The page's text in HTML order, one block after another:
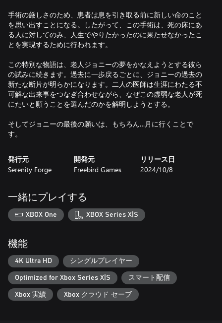
手術の厳しさのため、患者は息を引き取る前に新しい命のこと
を思い出すことになる。したがって、この手術は、死の床にあ
る人に対してのみ、人生でやりたかったのに果たせなかったこ
とを実現するために行われます。
この特別な物語は、老人ジョニーの夢をかなえようとする彼ら
の試みに続きます。過去に一歩戻るごとに、ジョニーの過去の
新たな断片が明らかになります。二人の医師は生涯にわたる不
可解な出来事をつなぎ合わせながら、なぜこの虚弱な老人が死
にたいと願うことを選んだのかを解明しようとする。
そしてジョニーの最後の願いは、もちろん…月に行くことで
す。
発行元
Serenity Forge
開発元
Freebird Games
リリース日
2024/10/8
一緒にプレイする
XBOX One XBOX Series X|S
機能
4K Ultra HD シングルプレイヤー
Optimized for Xbox Series X|S スマート配信
Xbox 実績 Xbox クラウド セーブ